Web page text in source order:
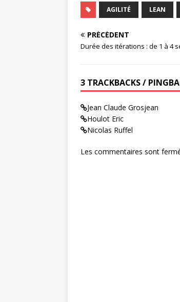
AGILITÉ LEAN
PRÉCÉDENT
Durée des itérations : de 1 à 4
3 TRACKBACKS /
Jean Claude Grosjean
Houlot Eric
Nicolas Ruffel
Les commentaires sont